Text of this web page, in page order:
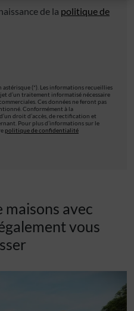
de la politique de
astérisque (*). Les informations recueillies
d’un traitement informatisé nécessaire
Ces données ne feront pas
Conformément à la
droit d’accès, de rectification et
Pour plus d’informations sur le
politique de confidentialité
maisons avec
vous